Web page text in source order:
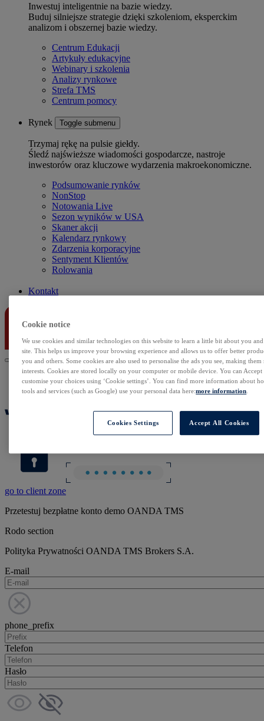
Inwestuj inteligentnie na bazie wiedzy.
Buduj silniejsze strategie dzięki szkoleniom, eksperckim
analizom i obszernej bazie wiedzy.
Centrum Edukacji
Artykuły edukacyjne
Webinary i szkolenia
Analizy rynkowe
Strefa TMS
Centrum pomocy
Rynek Toggle submenu
Trzymaj rękę na pulsie giełdy.
Śledź najświeższe wiadomości gospodarcze, nastroje
inwestorów oraz kluczowe wydarzenia makroekonomiczne.
Podsumowanie rynków
NonStop
Notowania Live
Sezon wyników w USA
Skaner akcji
Kalendarz rynkowy
Zdarzenia korporacyjne
Sentyment Klientów
Rolowania
Kontakt
go to client zone
Przetestuj bezpłatne konto demo OANDA TMS
Rodo section
Polityka Prywatności OANDA TMS Brokers S.A.
E-mail
phone_prefix
Telefon
Hasło
Cookie notice
We use cookies and similar technologies on this website to learn a little bit about you
site. This helps us improve your browsing experience and allows us to offer better
you and others. Some cookies are also used to personalise the ads you see, making
interests. Cookies are stored locally on your computer or mobile device. You can
customise your choices using ‘Cookie settings’. You can find more information about
tools and services (such as Google) use your personal data here:more information
Cookies Settings Accept All Cookies